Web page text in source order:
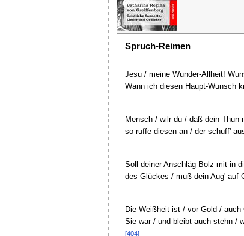
Spruch-Reimen
Jesu / meine Wunder-Allheit!
Wann ich diesen Haupt-Wunsch
Mensch / wilr du / daß dein Thun
so ruffe diesen an / der schuff'
Soll deiner Anschläg Bolz mit in
des Glückes / muß dein Aug' auf
Die Weißheit ist / vor Gold / auch
Sie war / und bleibt auch stehn /
[404]